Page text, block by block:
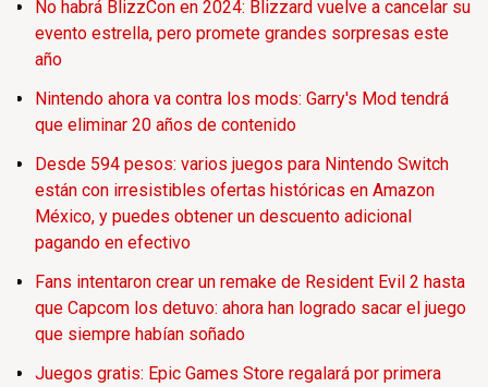
No habrá BlizzCon en 2024: Blizzard vuelve a cancelar su
evento estrella, pero promete grandes sorpresas este
año
Nintendo ahora va contra los mods: Garry's Mod tendrá
que eliminar 20 años de contenido
Desde 594 pesos: varios juegos para Nintendo Switch
están con irresistibles ofertas históricas en Amazon
México, y puedes obtener un descuento adicional
pagando en efectivo
Fans intentaron crear un remake de Resident Evil 2 hasta
que Capcom los detuvo: ahora han logrado sacar el juego
que siempre habían soñado
Juegos gratis: Epic Games Store regalará por primera